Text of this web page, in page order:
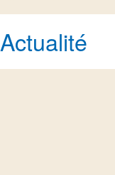
Actualité